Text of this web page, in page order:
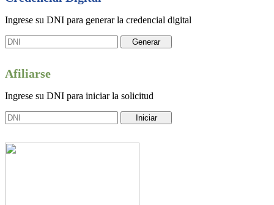
Ingrese su DNI para generar la credencial digital
Generar
Afiliarse
Ingrese su DNI para iniciar la solicitud
Iniciar